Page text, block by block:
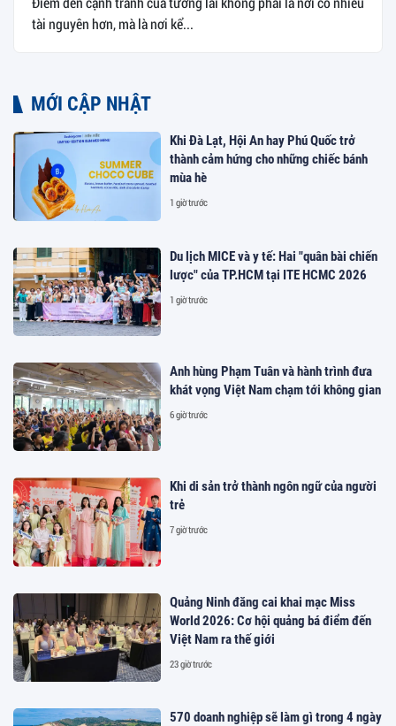
tài nguyên hơn, mà là nơi kể...
MỚI CẬP NHẬT
Khi Đà Lạt, Hội An hay Phú Quốc trở
thành cảm hứng cho những chiếc bánh
mùa hè
1 giờ trước
Du lịch MICE và y tế: Hai "quân bài chiến
lược" của TP.HCM tại ITE HCMC 2026
1 giờ trước
Anh hùng Phạm Tuân và hành trình đưa
khát vọng Việt Nam chạm tới không gian
6 giờ trước
Khi di sản trở thành ngôn ngữ của người
trẻ
7 giờ trước
Quảng Ninh đăng cai khai mạc Miss
World 2026: Cơ hội quảng bá điểm đến
Việt Nam ra thế giới
23 giờ trước
570 doanh nghiệp sẽ làm gì trong 4 ngày